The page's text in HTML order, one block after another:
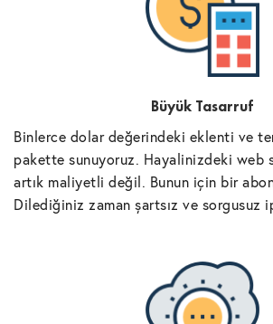
Büyük Tasarruf
Binlerce dolar değerindeki eklenti ve
pakette sunuyoruz. Hayalinizdeki web
artık maliyetli değil. Bunun için bir
Dilediğiniz zaman şartsız ve sorgusuz